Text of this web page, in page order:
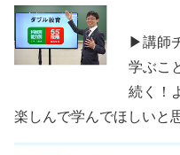
▶講師
学ぶこ
続く！
楽しんで学んでほしいと